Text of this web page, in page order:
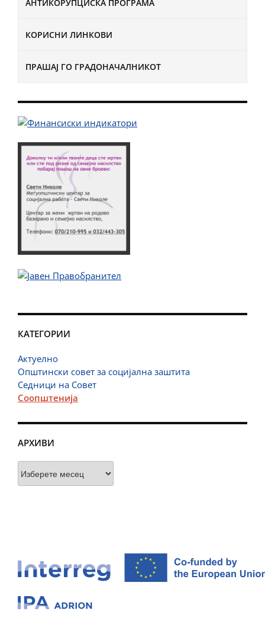
АНТИКОРУПЦИСКА ПРОГРАМА
КОРИСНИ ЛИНКОВИ
ПРАШАЈ ГО ГРАДОНАЧАЛНИКОТ
КАТЕГОРИИ
Актуелно
Општински совет за социјална заштита
Седници на Совет
Соопштенија
АРХИВИ